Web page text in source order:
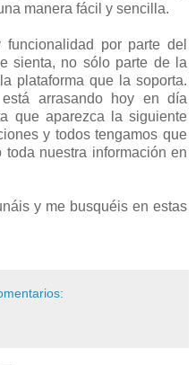
manera fácil y sencilla.
por parte del
sienta, no sólo parte de la
plataforma que la soporta.
arrasando hoy en día
que aparezca la siguiente
y todos tengamos que
nuestra información en
y me busquéis en estas